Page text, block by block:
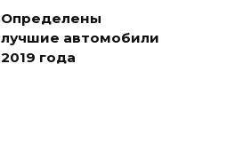
Определены
лучшие автомобили
2019 года